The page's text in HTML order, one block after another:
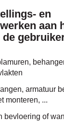
en
aan
de
armatuur
monteren, ...
bevloering of